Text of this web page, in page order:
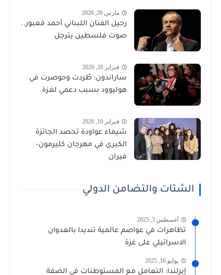
مارس 26, 2026
رحيل الفنان اللبناني أحمد قعبور..
صوت فلسطين يترجل
فبراير 28, 2026
ساراندون: طُردت وحوصرت في
هوليوود بسبب دعمي لغزة
فبراير 10, 2026
شيماء عواودة تحصد الجائزة
الكبرى في مهرجان كليرمون-
فيران
الشتات والتضامن الدولي
أغسطس 3, 2025
تظاهرات في عواصم عالمية تنديدا بالعدوان
الاسرائيلي على غزة
يوليو 16, 2025
إيرلندا: التعامل مع المستوطنات في الضفة